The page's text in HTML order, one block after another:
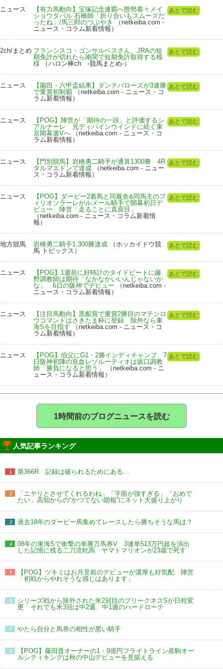
ニュース
【有力馬動向】宝塚記念連覇へ態勢着々メイ
ショウタバル 石橋師「折り合いもスムーズだ
ったね」/馬三郎のつぶやき
（netkeiba.com -
ニュース・コラム新着情報）
あとで読む
2ch/まとめ フランシスコ・ゴンサルベスさん、JRAの短
期免許が切れたら南関で短期免許取得する模
様 （ハロン棒ch -競馬まとめ-）
あとで読む
ニュース
【園田・六甲盃結果】ダンテバローズが3連勝
で重賞初制覇 （netkeiba.com - ニュース・コ
ラム新着情報）
あとで読む
ニュース
【POG】陣営が「期待の一頭」と評価するシ
アルナーレ 兄ディバインウインドに続く東
京開幕週Vへ （netkeiba.com - ニュース・コ
ラム新着情報）
あとで読む
ニュース
【門別競馬】岩橋勇二騎手が通算1300勝 4R
タルマエドンで達成 （netkeiba.com - ニュー
ス・コラム新着情報）
あとで読む
ニュース
【POG】ダービー2着馬と同厩舎&同馬主のフ
ィリオソラーレがルメール騎手で開幕初日デ
ビュー 陣営「走ることに真面目」
（netkeiba.com - ニュース・コラム新着情
報）
あとで読む
地方競馬 岩橋勇二騎手1,300勝達成 （ホッカイドウ競
馬 トピックス）
あとで読む
ニュース
【POG】1週前に好時計のタイドビートに藤
野調教師は期待「なかなかいいんじゃないか
な」 6日の阪神でデビュー （netkeiba.com -
ニュース・コラム新着情報）
あとで読む
ニュース
【注目馬動向】黒船賞で重賞2勝目のマテンロ
ウコマンドはさきたま杯に登録 除外なら東
海Sを目指す （netkeiba.com - ニュース・コ
ラム新着情報）
あとで読む
ニュース
【POG】伯父にG1・2勝インディチャンプ 7
日阪神初陣の良血レゾルーティオは坂口調教
師「勝負になると思う」
（netkeiba.com - ニ
ュース・コラム新着情報）
あとで読む
1時間前のブログニュースを読む
人気記事ランキング
1 第366R 記録は破られるためにある…
2
「ニヤリとさせてくれるわね」「字面が強すぎる」「おめで
たい」高知からの“かつてない朗報”にネット大盛り上がり
3 過去18年のダービー馬集めてレースしたら勝ちそうな馬は？
4
08年の東海Sで衝撃の単勝万馬券V 3連単513万円超を演出
した記憶に残る二刀流牝馬 ヤマトマリオンが23歳で死す
5
【POG】ツキミはお月見前のデビューが濃厚も好気配 陣営
「初戦からやれそうな感じはあります」
6
シリーズ戦から除外された米2冠目のプリークネスSが日程変
更 それでも米3冠は中2週、中1週のハードローテ
7 やたら自分と馬券の相性が悪い騎手
8
【POG】藤田晋オーナーの1・9億円フライトライン産駒オー
ルシティキングは秋の中山デビューを見据える